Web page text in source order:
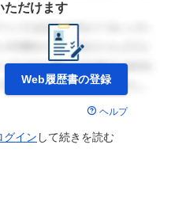
ただけます
Web履歴書の登録
ヘルプ
グイン して続きを読む